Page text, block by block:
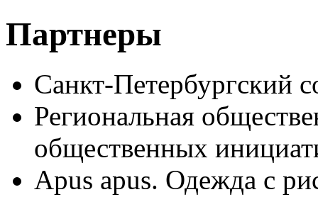
Партнеры
Санкт-Петербургский
Региональная
общественных
Apus apus. Одежда с